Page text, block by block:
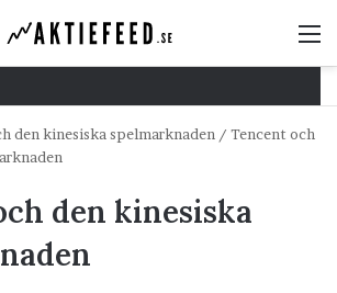
den kinesiska spelmarknaden / Tencent och
den kinesiska